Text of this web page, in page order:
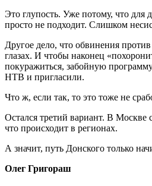
Это глупость. Уже потому, что для
просто не подходит. Слишком
Другое дело, что обвинения
глазах. И чтобы наконец
покуражиться, забойную
НТВ и пригласили.
Что ж, если так, то это тоже не
Остался третий вариант. В Москве
что происходит в регионах.
А значит, путь Донского только
Олег Григораш